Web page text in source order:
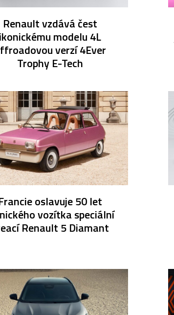
Renault vzdává čest
ikonickému modelu 4L
verzí 4Ever
Trophy E-Tech
oslavuje 50 let
vozítka speciální
Renault 5 Diamant